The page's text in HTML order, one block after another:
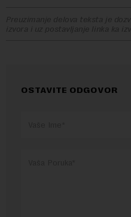
Preuzimanje delova teksta je
izvora i uz postavljanje linka ka
OSTAVITE ODGOVOR